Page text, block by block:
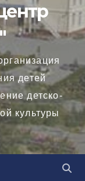
детей
детско-
культуры